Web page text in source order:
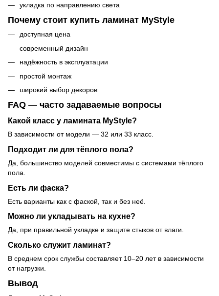
укладка по направлению света
Почему стоит купить ламинат MyStyle
доступная цена
современный дизайн
надёжность в эксплуатации
простой монтаж
широкий выбор декоров
FAQ — часто задаваемые вопросы
Какой класс у ламината MyStyle?
В зависимости от модели — 32 или 33 класс.
Подходит ли для тёплого пола?
Да, большинство моделей совместимы с системами тёплого
пола.
Есть ли фаска?
Есть варианты как с фаской, так и без неё.
Можно ли укладывать на кухне?
Да, при правильной укладке и защите стыков от влаги.
Сколько служит ламинат?
В среднем срок службы составляет 10–20 лет в зависимости
от нагрузки.
Вывод